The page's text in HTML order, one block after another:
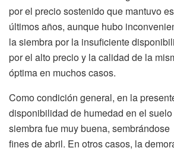
por el precio sostenido que mantuvo
últimos años, aunque hubo
la siembra por la insuficiente
por el alto precio y la calidad de la
óptima en muchos casos.
Como condición general, en la
disponibilidad de humedad en el
siembra fue muy buena,
fines de abril. En otros casos, la